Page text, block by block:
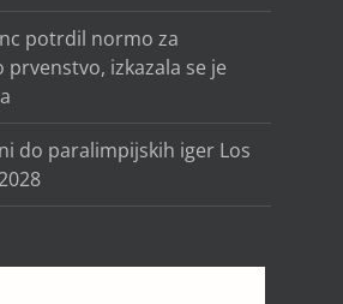
potrdil normo za
prvenstvo, izkazala se je
do paralimpijskih iger Los